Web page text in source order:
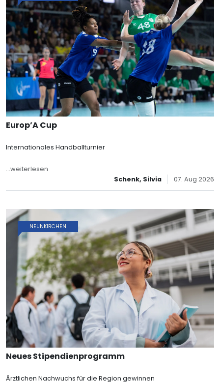
Europ’A Cup
Internationales Handballturnier
...weiterlesen
Schenk, Silvia
07. Aug 2026
Neues Stipendienprogramm
Ärztlichen Nachwuchs für die Region gewinnen
NEUNKIRCHEN